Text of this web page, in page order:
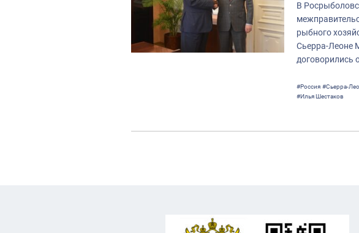
В
рыбного
Сьерра-Леоне
договорились
#Россия #Сьерра-
#Илья Шестаков